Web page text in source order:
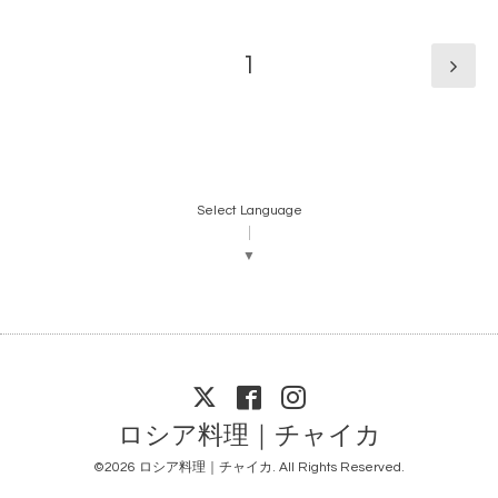
1
Select Language
▼
ロシア料理｜チャイカ
©2026 ロシア料理｜チャイカ . All Rights Reserved.